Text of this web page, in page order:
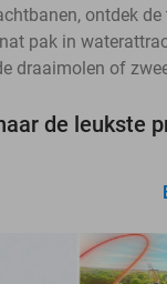
ontdek
pak in
draaimolen of
de leukste